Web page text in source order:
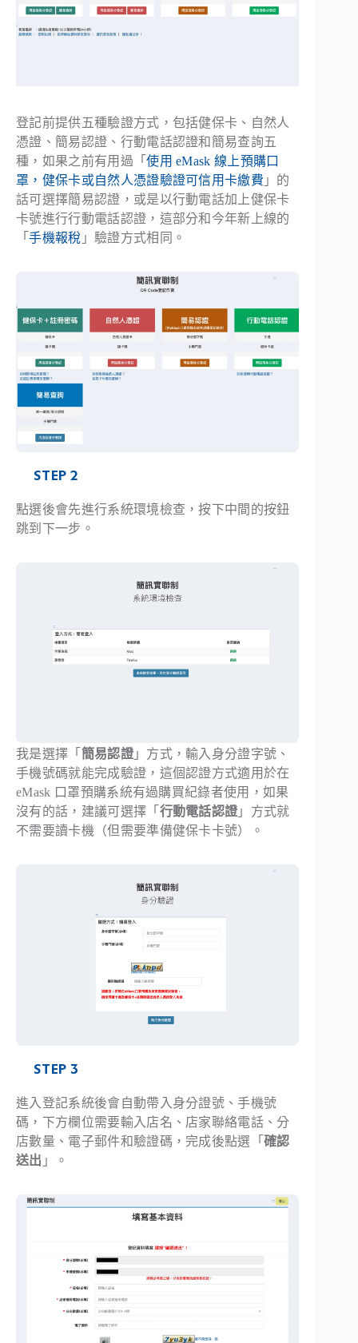
登記前提供五種驗證方式，包括健保卡、自然人
憑證、簡易認證、行動電話認證和簡易查詢五
種，如果之前有用過「使用 eMask 線上預購口
罩，健保卡或自然人憑證驗證可信用卡繳費 」的
話可選擇簡易認證，或是以行動電話加上健保卡
卡號進行行動電話認證，這部分和今年新上線的
「手機報稅 」驗證方式相同。
STEP 2
點選後會先進行系統環境檢查，按下中間的按鈕
跳到下一步。
我是選擇「 簡易認證」方式，輸入身分證字號、
手機號碼就能完成驗證，這個認證方式適用於在
eMask 口罩預購系統有過購買紀錄者使用，如果
沒有的話，建議可選擇「 行動電話認證 」方式就
不需要讀卡機（但需要準備健保卡卡號）。
STEP 3
進入登記系統後會自動帶入身分證號、手機號
碼，下方欄位需要輸入店名、店家聯絡電話、分
店數量、電子郵件和驗證碼，完成後點選「確認
送出 」。